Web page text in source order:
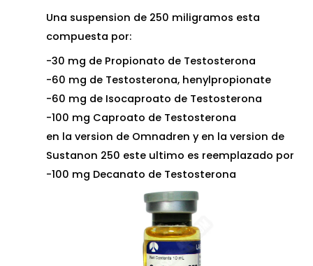
Una suspension de 250 miligramos esta
compuesta por:
-30 mg de Propionato de Testosterona
-60 mg de Testosterona, henylpropionate
-60 mg de Isocaproato de Testosterona
-100 mg Caproato de Testosterona
en la version de Omnadren y en la version de
Sustanon 250 este ultimo es reemplazado por
-100 mg Decanato de Testosterona